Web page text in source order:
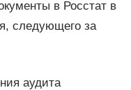
в Росстат в
следующего за
аудита